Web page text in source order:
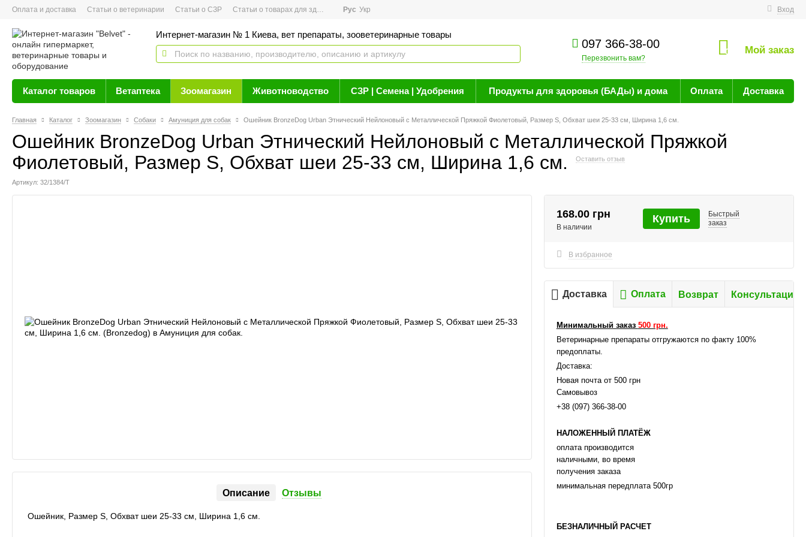
Оплата и доставка Статьи о ветеринарии Статьи о СЗР Статьи о товарах для здоровья Новости Вход
Рус Укр
Интернет-магазин № 1 Киева, вет препараты, зооветеринарные товары
097 366-38-00
Перезвонить вам?
0 Мой заказ
Каталог товаров Ветаптека Зоомагазин Животноводство СЗР | Семена | Удобрения Продукты для здоровья (БАДы) и дома Оплата Доставка
Главная Каталог Зоомагазин Собаки Амуниция для собак Ошейник BronzeDog Urban Этнический Нейлоновый с Металлической Пряжкой Фиолетовый, Размер S, Обхват шеи 25-33 см, Ширина 1,6 см.
Ошейник BronzeDog Urban Этнический Нейлоновый с Металлической Пряжкой
Фиолетовый, Размер S, Обхват шеи 25-33 см, Ширина 1,6 см.
Оставить отзыв
Артикул: 32/1384/Т
Описание Отзывы
Ошейник, Размер S, Обхват шеи 25-33 см, Ширина 1,6 см.
168.00 грн
В наличии
Купить
Быстрый
заказ
В избранное
Доставка Оплата Возврат Консультация
Минимальный заказ 500 грн.
Ветеринарные препараты отгружаются по факту 100%
предоплаты.
Доставка:
Новая почта от 500 грн
Самовывоз
+38 (097) 366-38-00
НАЛОЖЕННЫЙ ПЛАТЁЖ
оплата производится
наличными, во время
получения заказа
минимальная передплата 500гр
БЕЗНАЛИЧНЫЙ РАСЧЕТ